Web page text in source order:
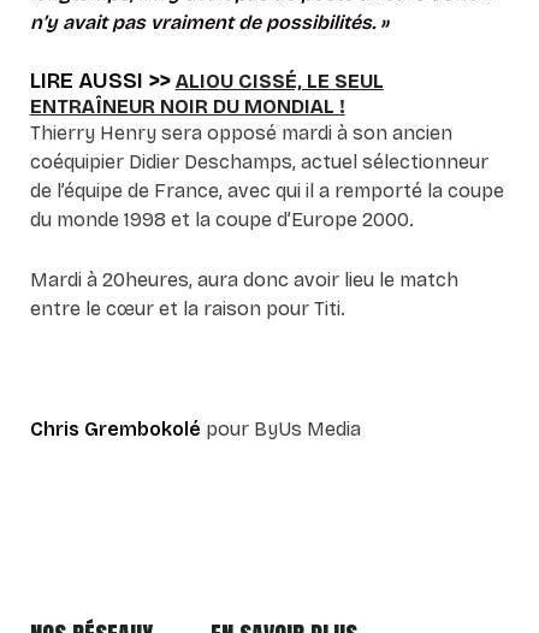
n’y avait pas vraiment de possibilités. »
LIRE AUSSI >> ALIOU CISSÉ, LE SEUL
ENTRAÎNEUR NOIR DU MONDIAL !
Thierry Henry sera opposé mardi à son ancien
coéquipier Didier Deschamps, actuel sélectionneur
de l’équipe de France, avec qui il a remporté la coupe
du monde 1998 et la coupe d’Europe 2000.
Mardi à 20heures, aura donc avoir lieu le match
entre le cœur et la raison pour Titi.
Chris Grembokolé pour ByUs Media